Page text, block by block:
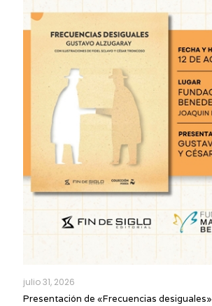
julio 31, 2026
Presentación de «Frecuencias desiguales»